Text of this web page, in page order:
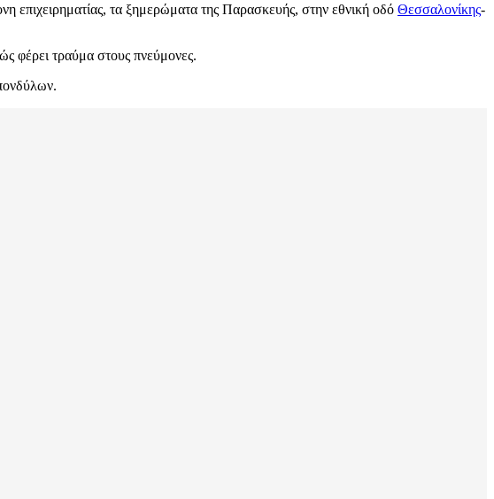
επιχειρηματίας, τα ξημερώματα της Παρασκευής, στην εθνική οδό Θεσσαλονίκης-
φέρει τραύμα στους πνεύμονες.